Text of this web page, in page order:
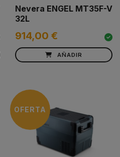
Nevera ENGEL MT35F-V
32L
914,00 €
AÑADIR
OFERTA